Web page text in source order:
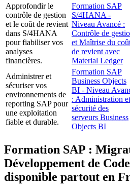
Approfondir le
contrôle de gestion
et le coût de revient
dans S/4HANA
pour fiabiliser vos
analyses
financières.
Formation SAP
S/4HANA -
Niveau Avancé :
Contrôle de
et Maîtrise du
de revient avec
Material Ledger
Administrer et
sécuriser vos
environnements de
reporting SAP pour
une exploitation
fiable et durable.
Formation SAP
Business Objects
BI - Niveau
: Administration et
sécurité des
serveurs Business
Objects BI
Formation SAP :
Développement de
disponible partout en